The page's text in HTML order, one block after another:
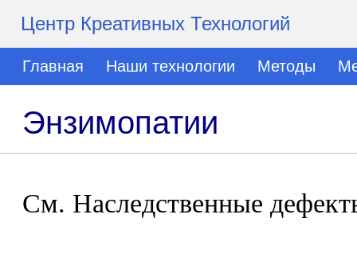
Центр Креативных Технологий
Главная Наши технологии Методы
Энзимопатии
См. Наследственные